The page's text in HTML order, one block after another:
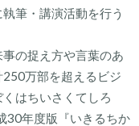
筆・講演活動を行う
事の捉え方や言葉のあ
250万部を超えるビジ
はちいさくてしろ
30年度版『いきるちか